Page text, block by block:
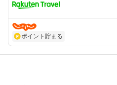
ポイント貯まる